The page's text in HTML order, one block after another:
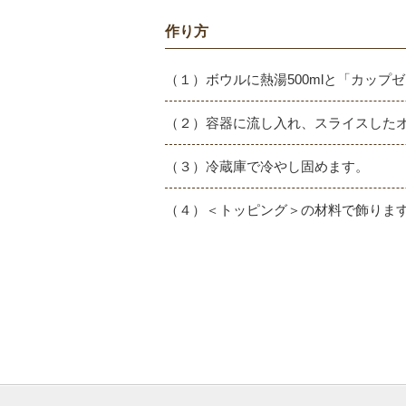
作り方
（１）ボウルに熱湯500mlと「カッ
（２）容器に流し入れ、スライスした
（３）冷蔵庫で冷やし固めます。
（４）＜トッピング＞の材料で飾りま